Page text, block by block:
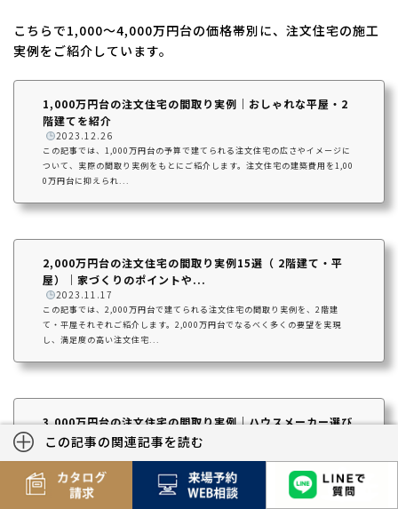
こちらで1,000～4,000万円台の価格帯別に、注文住宅の施工
実例をご紹介しています。
1,000万円台の注文住宅の間取り実例｜おしゃれな平屋・2
階建てを紹介
2023.12.26
この記事では、1,000万円台の予算で建てられる注文住宅の広さやイメージに
ついて、実際の間取り実例をもとにご紹介します。注文住宅の建築費用を1,00
0万円台に抑えられ...
2,000万円台の注文住宅の間取り実例15選（ 2階建て・平
屋）｜家づくりのポイントや...
2023.11.17
この記事では、2,000万円台で建てられる注文住宅の間取り実例を、2階建
て・平屋それぞれご紹介します。2,000万円台でなるべく多くの要望を実現
し、満足度の高い注文住宅...
3,000万円台の注文住宅の間取り実例｜ハウスメーカー選び
のポイントや資金計画シミ...
この記事では、3,000万円台の注文住宅の間取り実例をピックアップしてご紹
介します。3,000万円台で建てられる注文住宅の広さ、住宅ローンシミュレー
ションなども解説。...
この記事の関連記事を読む